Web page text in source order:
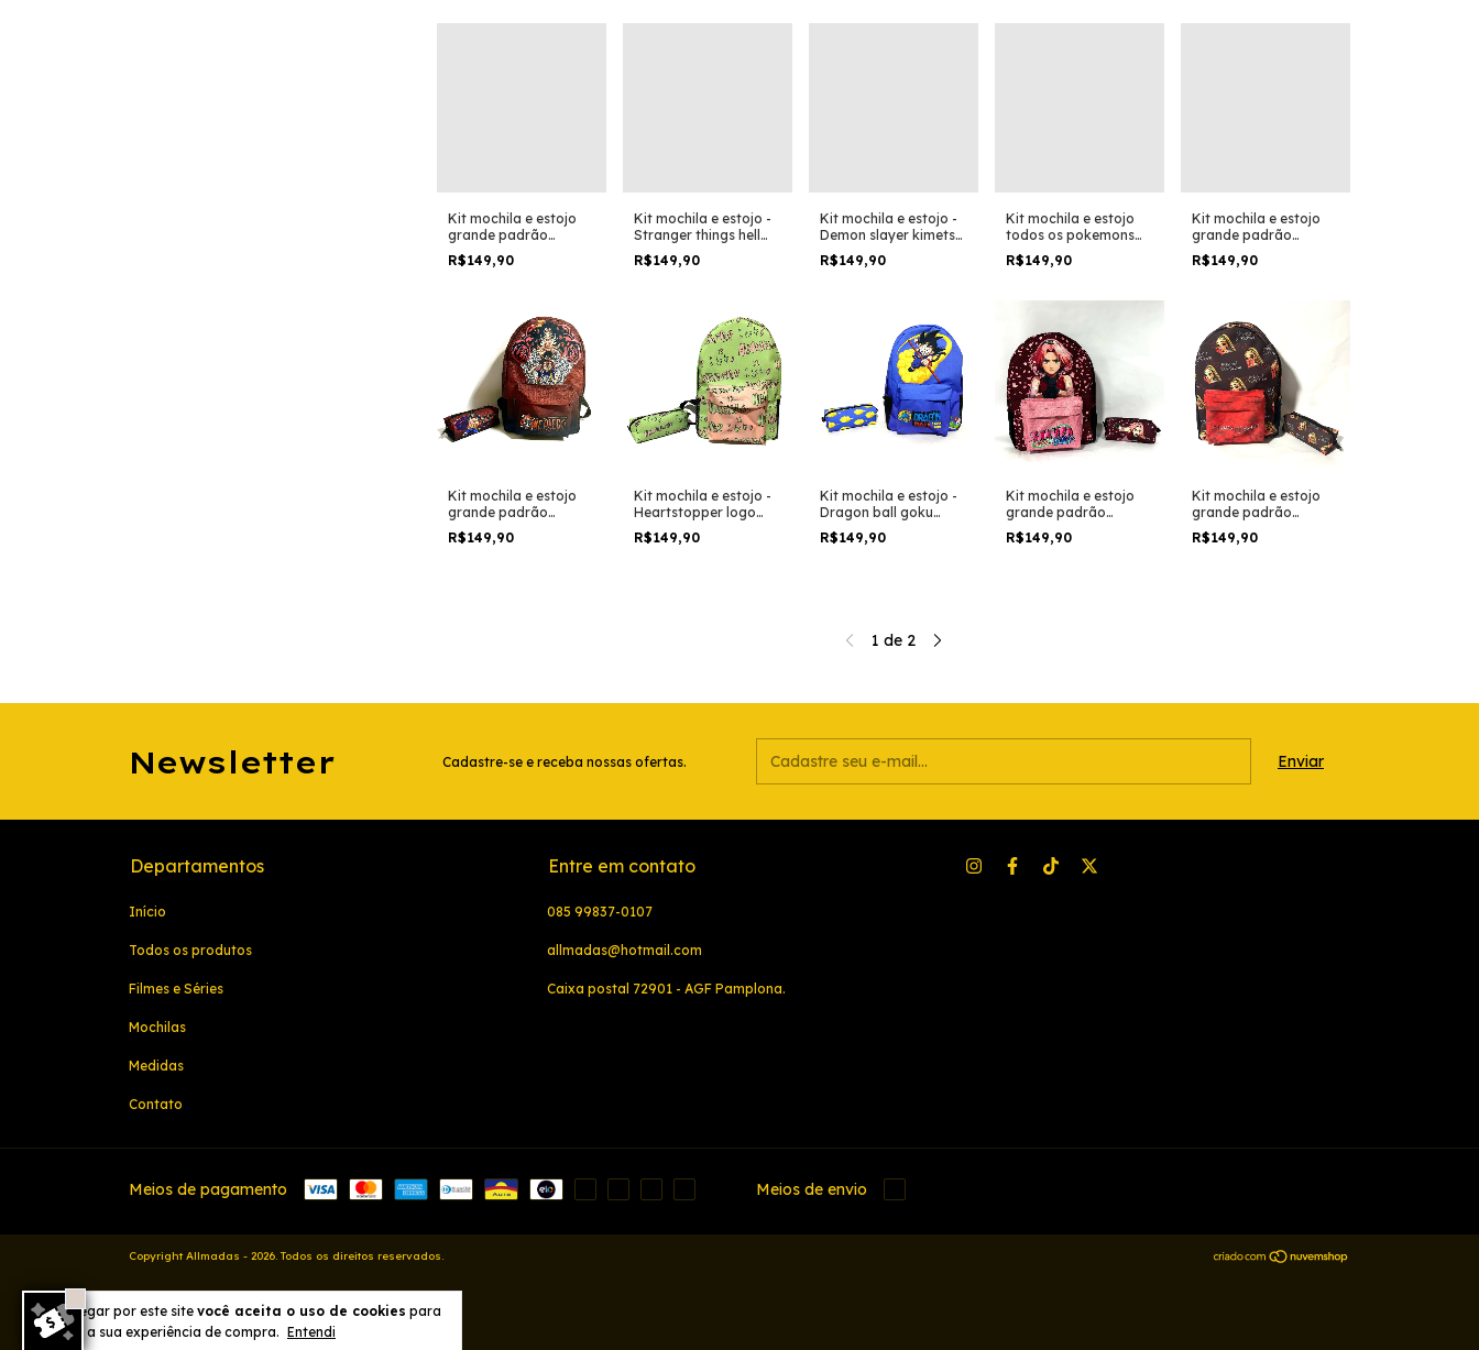
Ao navegar por este site você aceita o uso de cookies para
agilizar a sua experiência de compra. Entendi
viagem
viagem
personagem luffy
Kit mochila e estojo
grande padrão
escolar super mario
bros desenho anime
R$149,90
Kit mochila e estojo -
Stranger things hell
fire club logo
tamanho grande
R$149,90
Kit mochila e estojo -
Demon slayer kimetsu
no yaiba tamanho
grande padrão
R$149,90
Kit mochila e estojo
todos os pokemons
tamanho grande
padrão escolar e
R$149,90
Kit mochila e estojo
grande padrão
escolar one piece luffy
gear 5 deus nika
R$149,90
Kit mochila e estojo
grande padrão
escolar one piece luffy
gear 4 desenho anime
R$149,90
Kit mochila e estojo -
Heartstopper logo
cores pasteis tumblr
tamanho grande
R$149,90
Kit mochila e estojo -
Dragon ball goku
versão nuvem
voadora tamanho
R$149,90
Kit mochila e estojo
grande padrão
escolar Naturo
shippuden
R$149,90
Kit mochila e estojo
grande padrão
escolar ariana grande
eternal sunshine
R$149,90
1 de 2
Newsletter Cadastre-se e receba nossas ofertas.
Departamentos
Início
Todos os produtos
Filmes e Séries
Mochilas
Medidas
Contato
Entre em contato
085 99837-0107
allmadas@hotmail.com
Caixa postal 72901 - AGF Pamplona.
Meios de pagamento Meios de envio
Copyright Allmadas - 2026. Todos os direitos reservados.